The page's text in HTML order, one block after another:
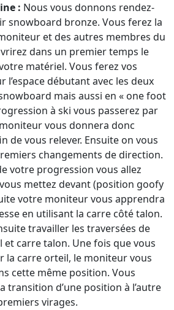
: Nous vous donnons rendez-
snowboard bronze. Vous ferez la
et des autres membres du
dans un premier temps le
matériel. Vous ferez vos
l’espace débutant avec les deux
mais aussi en « one foot
à ski vous passerez par
vous donnera donc
de vous relever. Ensuite on vous
changements de direction.
votre progression vous allez
mettez devant (position goofy
votre moniteur vous apprendra
en utilisant la carre côté talon.
travailler les traversées de
et carre talon. Une fois que vous
la carre orteil, le moniteur vous
cette même position. Vous
transition d’une position à l’autre
virages.